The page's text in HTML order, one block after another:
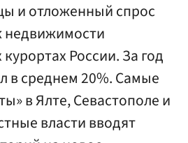
и отложенный спрос
недвижимости
России. За год
в среднем 20%. Самые
в Ялте, Севастополе и
власти вводят